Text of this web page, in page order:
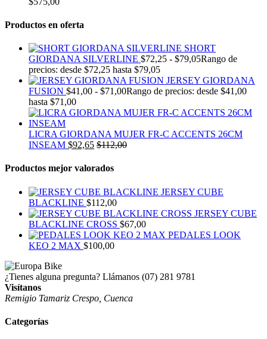
Productos en oferta
SHORT
GIORDANA SILVERLINE $72,25 - $79,05Rango de
precios: desde $72,25 hasta $79,05
JERSEY GIORDANA
FUSION $41,00 - $71,00Rango de precios: desde $41,00
hasta $71,00
LICRA GIORDANA MUJER FR-C ACCENTS 26CM
INSEAM $92,65 $112,00
Productos mejor valorados
JERSEY CUBE
BLACKLINE $112,00
JERSEY CUBE
BLACKLINE CROSS $67,00
PEDALES LOOK
KEO 2 MAX $100,00
¿Tienes alguna pregunta? Llámanos (07) 281 9781
Visítanos
Remigio Tamariz Crespo, Cuenca
Categorías